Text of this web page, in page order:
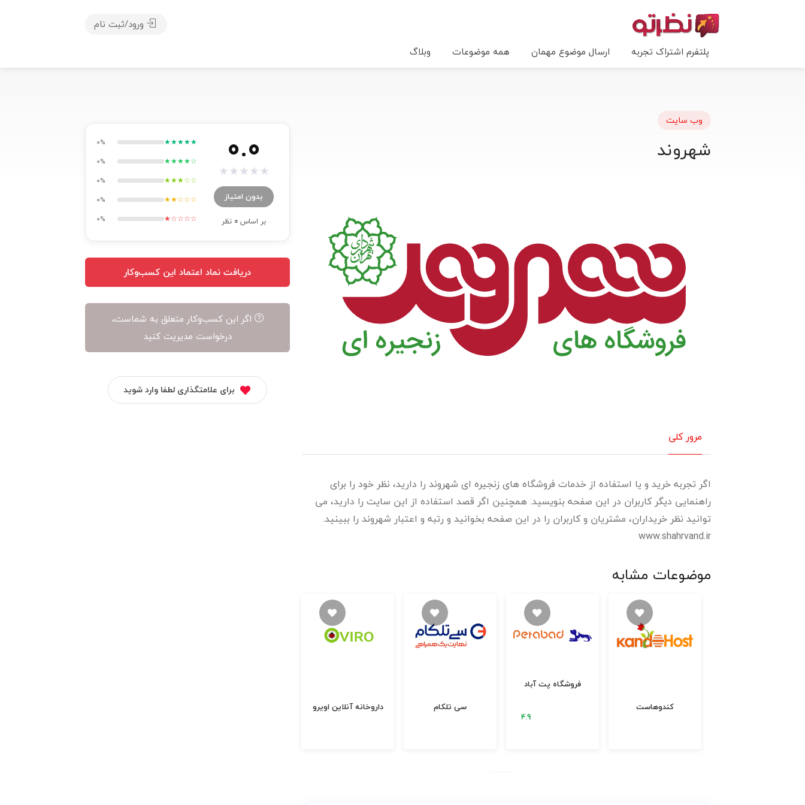
پلتفرم اشتراک تجربه ارسال موضوع مهمان همه موضوعات وبلاگ
ورود/ثبت نام
وب سایت
شهروند
مرور کلی
اگر تجربه خرید و یا استفاده از خدمات فروشگاه های زنجیره ای شهروند را دارید، نظر خود را برای
راهنمایی دیگر کاربران در این صفحه بنویسید. همچنین اگر قصد استفاده از این سایت را دارید، می
توانید نظر خریداران، مشتریان و کاربران را در این صفحه بخوانید و رتبه و اعتبار شهروند را ببینید.
www.shahrvand.ir
موضوعات مشابه
داروخانه آنلاین اویرو سی تلکام
فروشگاه پت آباد
کندوهاست
0.0
★
★
★
★
★
بدون امتیاز
بر اساس0 نظر
★★★★★
0%
★★★★☆
0%
★★★☆☆
0%
★★☆☆☆
0%
★☆☆☆☆
0%
دریافت نماد اعتماد این کسب‌وکار
اگر این کسب‌وکار متعلق به شماست،
درخواست مدیریت کنید
برای علامتگذاری لطفا وارد شوید